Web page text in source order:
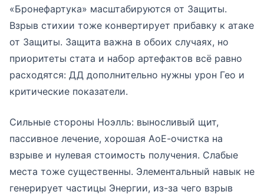
«Бронефартука» масштабируются от Защиты.
Взрыв стихии тоже конвертирует прибавку к атаке
от Защиты. Защита важна в обоих случаях, но
приоритеты стата и набор артефактов всё равно
расходятся: ДД дополнительно нужны урон Гео и
критические показатели.
Сильные стороны Ноэлль: выносливый щит,
пассивное лечение, хорошая АоЕ-очистка на
взрыве и нулевая стоимость получения. Слабые
места тоже существенны. Элементальный навык не
генерирует частицы Энергии, из-за чего взрыв